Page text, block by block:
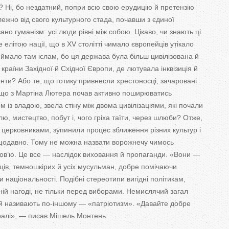
бо нездатний, попри всю свою ерудицію й претензію
від свого культурного стада, почавши з єдиної
гуманізм: усі люди рівні між собою. Цікаво, чи знають ці
нації, що в ХV столітті чимало європейців утікало
там іслам, бо ця держава була більш цивілізована й
Західної й Східної Європи, де лютувала інквізиція й
Або те, що готику привнесли хрестоносці, зачаровані
з Мартіна Лютера почав активно поширюватись
із владою, звела стіну між двома цивілізаціями, які почали
мистецтво, побут і, чого гріха таїти, через шлюби? Отже,
зупинили процес зближення різних культур і
Тому не можна назвати ворожнечу чимось
Це все — наслідок виховання й пропаганди. «Вони —
темношкірих й усіх мусульман, добре помічаючи
Подібні стереотипи вигідні політикам,
нагоді, не тільки перед виборами. Немислячий загал
називають по-іншому — «патріотизм». «Давайте добре
— писав Мішель Монтень.